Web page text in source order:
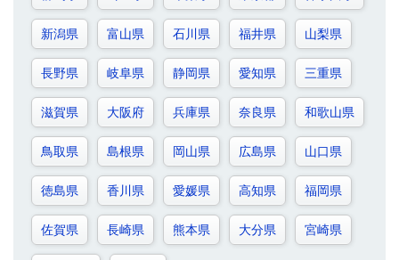
新潟県 富山県 石川県 福井県 山梨県
長野県 岐阜県 静岡県 愛知県 三重県
滋賀県 大阪府 兵庫県 奈良県 和歌山県
鳥取県 島根県 岡山県 広島県 山口県
徳島県 香川県 愛媛県 高知県 福岡県
佐賀県 長崎県 熊本県 大分県 宮崎県